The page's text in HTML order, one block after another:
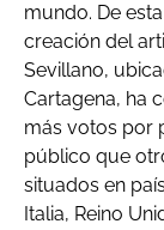
mundo. De
creación del
Sevillano,
Cartagena, ha
más votos por
público que
situados en
Italia, Reino